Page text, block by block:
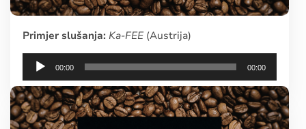
Primjer slušanja: Ka-FEE(Austrija)
Audio
Player
00:00 00:00